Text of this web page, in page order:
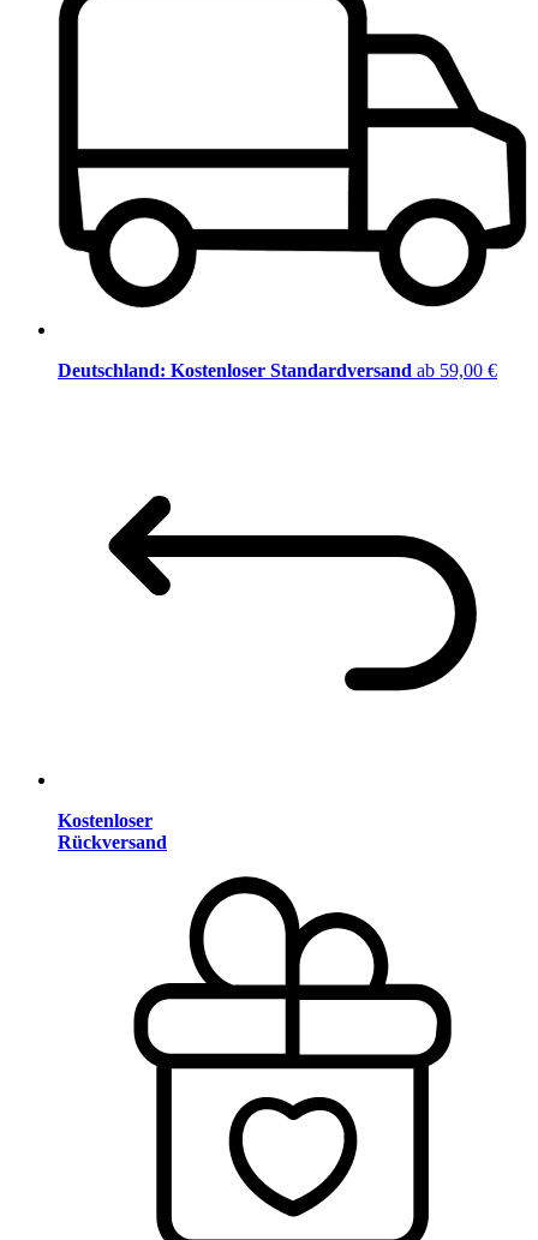
Deutschland: Kostenloser Standardversand ab 59,00 €
Kostenloser
Rückversand